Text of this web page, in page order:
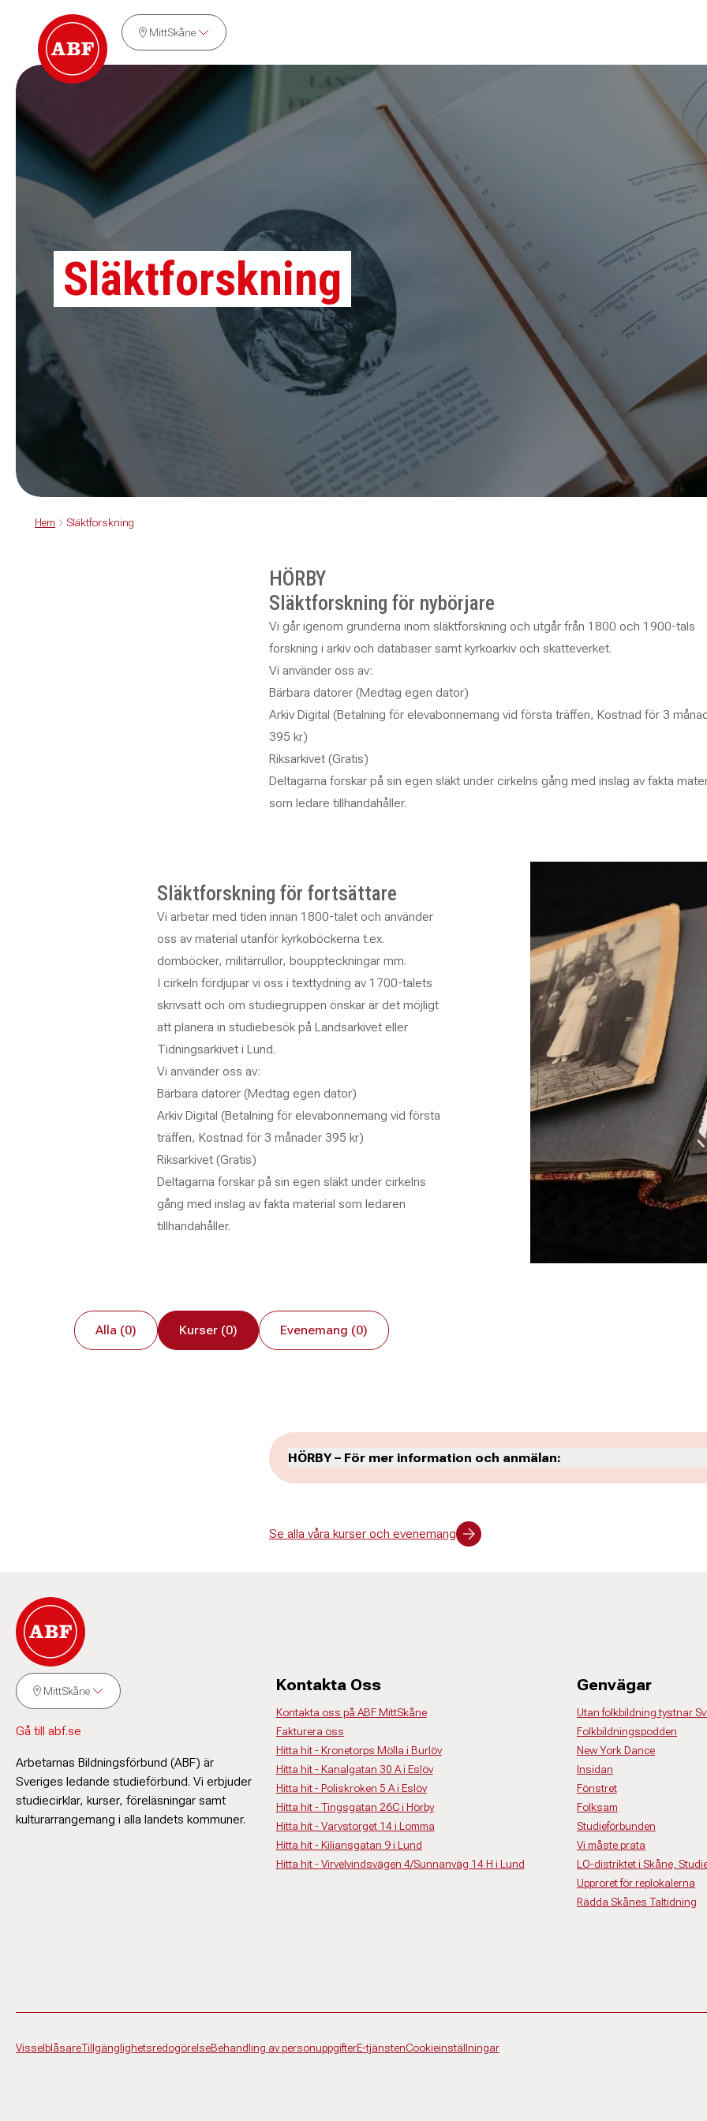
MittSkåne
Släktforskning
Hem Släktforskning
HÖRBY
Släktforskning för nybörjare
Vi går igenom grunderna inom släktforskning och utgår från 1800 och 1900-tals
forskning i arkiv och databaser samt kyrkoarkiv och skatteverket.
Vi använder oss av:
Bärbara datorer (Medtag egen dator)
Arkiv Digital (Betalning för elevabonnemang vid första träffen, Kostnad för 3
395 kr)
Riksarkivet (Gratis)
Deltagarna forskar på sin egen släkt under cirkelns gång med inslag av fakta
som ledare tillhandahåller.
Släktforskning för fortsättare
Vi arbetar med tiden innan 1800-talet och använder
oss av material utanför kyrkoböckerna t.ex.
domböcker, militärrullor, bouppteckningar mm.
I cirkeln fördjupar vi oss i texttydning av 1700-talets
skrivsätt och om studiegruppen önskar är det möjligt
att planera in studiebesök på Landsarkivet eller
Tidningsarkivet i Lund.
Vi använder oss av:
Bärbara datorer (Medtag egen dator)
Arkiv Digital (Betalning för elevabonnemang vid första
träffen, Kostnad för 3 månader 395 kr)
Riksarkivet (Gratis)
Deltagarna forskar på sin egen släkt under cirkelns
gång med inslag av fakta material som ledaren
tillhandahåller.
Alla (0) Kurser (0) Evenemang (0)
HÖRBY – För mer information och anmälan:
Administration
Se alla våra kurser och evenemang
MittSkåne
Gå till abf.se
Arbetarnas Bildningsförbund (ABF) är
Sveriges ledande studieförbund. Vi erbjuder
studiecirklar, kurser, föreläsningar samt
kulturarrangemang i alla landets kommuner.
Kontakta Oss
Kontakta oss på ABF MittSkåne
Fakturera oss
Hitta hit - Kronetorps Mölla i Burlöv
Hitta hit - Kanalgatan 30 A i Eslöv
Hitta hit - Poliskroken 5 A i Eslöv
Hitta hit - Tingsgatan 26C i Hörby
Hitta hit - Varvstorget 14 i Lomma
Hitta hit - Kiliansgatan 9 i Lund
Hitta hit - Virvelvindsvägen 4/Sunnanväg 14 H i Lund
Genvägar
Utan folkbildning tystnar
Folkbildningspodden
New York Dance
Insidan
Fönstret
Folksam
Studieförbunden
Vi måste prata
LO-distriktet i Skåne,
Upproret för replokalerna
Rädda Skånes Taltidning
VisselblåsareTillgänglighetsredogörelseBehandling av personuppgifterE-tjänstenCookieinställningar